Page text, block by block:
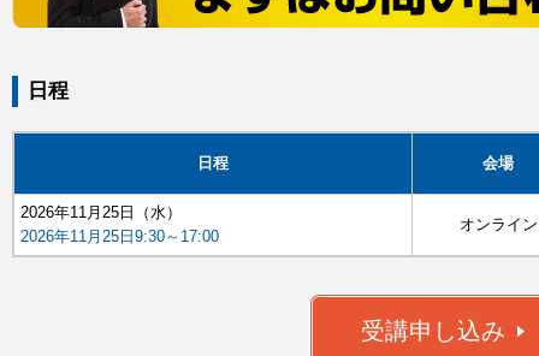
日程
日程 会場
2026年11月25日（水）
2026年11月25日9:30～17:00
オンライン